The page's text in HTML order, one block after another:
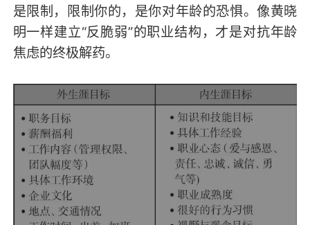
是限制，限制你的，是你对年龄的恐惧。像黄晓
明一样建立“反脆弱”的职业结构，才是对抗年龄
焦虑的终极解药。